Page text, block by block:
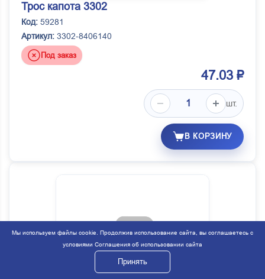
Трос капота 3302
Код: 59281
Артикул: 3302-8406140
Под заказ
47.03 ₽
шт.
В КОРЗИНУ
Мы используем файлы cookie. Продолжив использование сайта, вы соглашаетесь с
условиями Соглашения об использовании сайта
Принять